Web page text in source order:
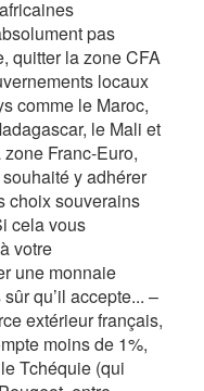
pas
quitter la zone CFA
locaux
comme le Maroc,
le Mali et
Franc-Euro,
y adhérer
choix souverains
cela vous
votre
une monnaie
qu’il accepte... –
extérieur français,
moins de 1%,
Tchéquie (qui